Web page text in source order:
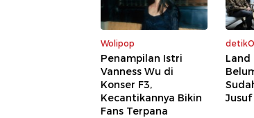
Wolipop
Penampilan Istri
Vanness Wu di
Konser F3,
Kecantikannya Bikin
Fans Terpana
Land